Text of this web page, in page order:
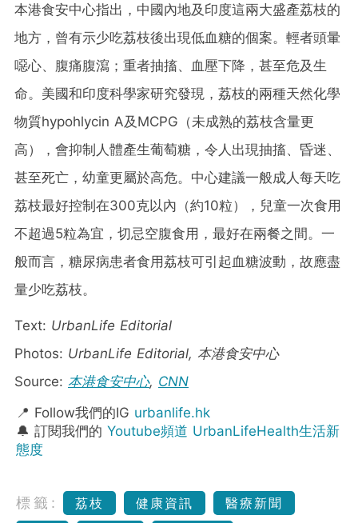
本港食安中心指出，中國內地及印度這兩大盛產荔枝的
地方，曾有示少吃荔枝後出現低血糖的個案。輕者頭暈
噁心、腹痛腹瀉；重者抽搐、血壓下降，甚至危及生
命。美國和印度科學家研究發現，荔枝的兩種天然化學
物質hypohlycin A及MCPG（未成熟的荔枝含量更
高），會抑制人體產生葡萄糖，令人出現抽搐、昏迷、
甚至死亡，幼童更屬於高危。中心建議一般成人每天吃
荔枝最好控制在300克以內（約10粒），兒童一次食用
不超過5粒為宜，切忌空腹食用，最好在兩餐之間。一
般而言，糖尿病患者食用荔枝可引起血糖波動，故應盡
量少吃荔枝。
Text: UrbanLife Editorial
Photos: UrbanLife Editorial, 本港食安中心
Source: 本港食安中心, CNN
📍 Follow我們的IG urbanlife.hk
🔔 訂閱我們的 Youtube頻道 UrbanLifeHealth生活新
態度
標籤: 荔枝 健康資訊
醫療新聞